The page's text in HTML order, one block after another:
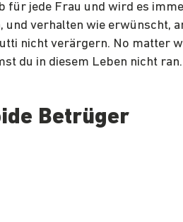
für jede Frau und wird es
verhalten wie erwünscht,
nicht verärgern. No matter
du in diesem Leben nicht
Betrüger